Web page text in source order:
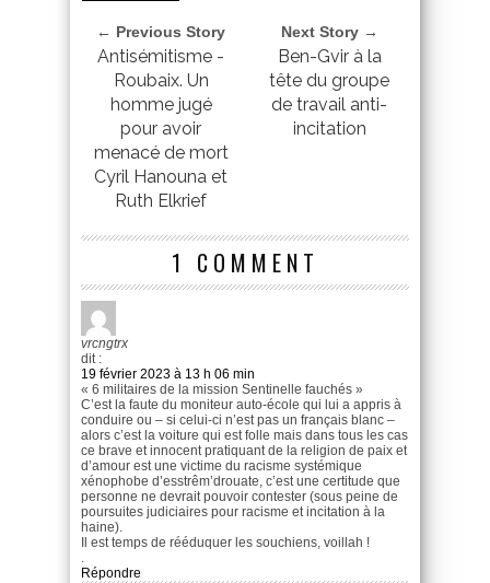
← Previous Story
Antisémitisme -
Roubaix. Un
homme jugé
pour avoir
menacé de mort
Cyril Hanouna et
Ruth Elkrief
Next Story →
Ben-Gvir à la
tête du groupe
de travail anti-
incitation
1 COMMENT
vrcngtrx
dit :
19 février 2023 à 13 h 06 min
« 6 militaires de la mission Sentinelle fauchés »
C’est la faute du moniteur auto-école qui lui a appris à
conduire ou – si celui-ci n’est pas un français blanc –
alors c’est la voiture qui est folle mais dans tous les cas
ce brave et innocent pratiquant de la religion de paix et
d’amour est une victime du racisme systémique
xénophobe d’esstrêm’drouate, c’est une certitude que
personne ne devrait pouvoir contester (sous peine de
poursuites judiciaires pour racisme et incitation à la
haine).
Il est temps de rééduquer les souchiens, voillah !
.
Répondre